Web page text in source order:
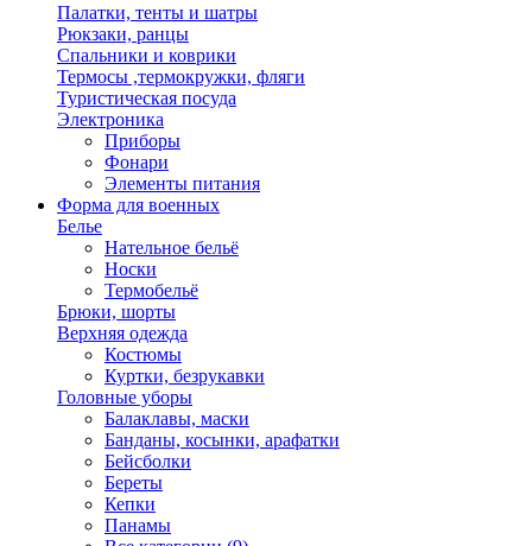
Палатки, тенты и шатры
Рюкзаки, ранцы
Спальники и коврики
Термосы ,термокружки, фляги
Туристическая посуда
Электроника
Приборы
Фонари
Элементы питания
Форма для военных
Белье
Нательное бельё
Носки
Термобельё
Брюки, шорты
Верхняя одежда
Костюмы
Куртки, безрукавки
Головные уборы
Балаклавы, маски
Банданы, косынки, арафатки
Бейсболки
Береты
Кепки
Панамы